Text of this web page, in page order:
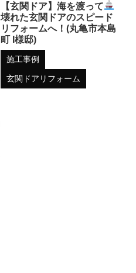
【玄関ドア】海を渡って
壊れた玄関ドアのスピード
リフォームへ！(丸亀市本島
町 I様邸)
施工事例
玄関ドアリフォーム